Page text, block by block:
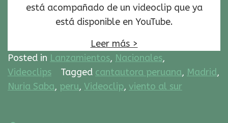
está acompañado de un videoclip que ya
está disponible en YouTube.
Leer más >
Posted in Lanzamientos, Nacionales,
Videoclips
Tagged cantautora peruana, Madrid,
Nuria Saba, peru, Videoclip, viento al sur